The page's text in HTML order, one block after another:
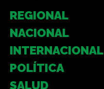
REGIONAL
NACIONAL
INTERNACIONAL
POLÍTICA
SALUD